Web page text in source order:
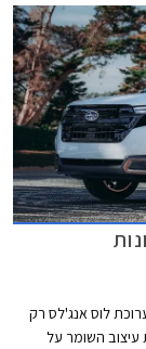
לוס אנג'לס רק
עיצוב השומר על